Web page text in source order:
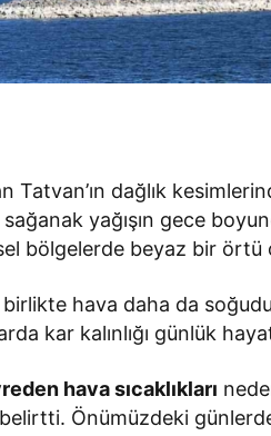
Tatvan’ın dağlık
yağışın gece
bölgelerde beyaz bir örtü
hava daha da
kar kalınlığı günlük
hava sıcaklıkları
Önümüzdeki